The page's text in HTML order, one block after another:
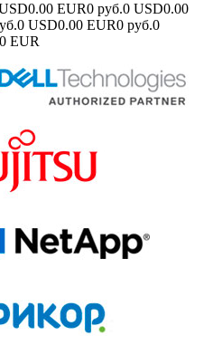
0.00 EUR0 руб.0 USD0.00
0 USD0.00 EUR0 руб.0
EUR